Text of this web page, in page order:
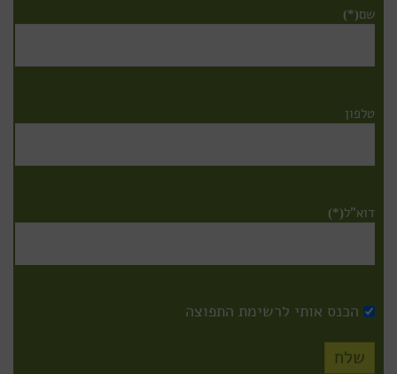
שם(*)
טלפון
דוא”ל(*)
הכנס אותי לרשימת התפוצה